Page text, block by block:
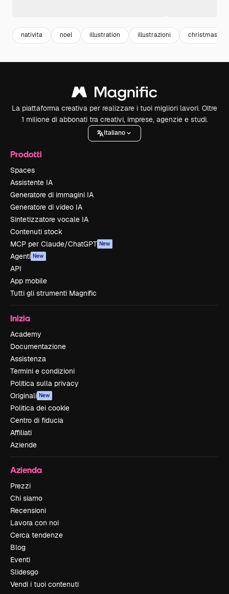
nativita noel illustration illustrazioni christmas
La piattaforma creativa per realizzare i tuoi migliori lavori. Oltre
1 milione di abbonati tra creativi, imprese, agenzie e studi.
Italiano
Prodotti
Spaces
Assistente IA
Generatore di immagini IA
Generatore di video IA
Sintetizzatore vocale IA
Contenuti stock
MCP per Claude/ChatGPT New
Agenti New
API
App mobile
Tutti gli strumenti Magnific
Inizia
Academy
Documentazione
Assistenza
Termini e condizioni
Politica sulla privacy
Originali New
Politica dei cookie
Centro di fiducia
Affiliati
Aziende
Azienda
Prezzi
Chi siamo
Recensioni
Lavora con noi
Cerca tendenze
Blog
Eventi
Slidesgo
Vendi i tuoi contenuti